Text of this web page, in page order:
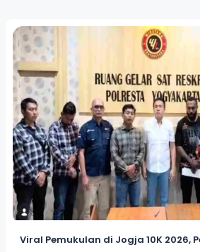
Viral Pemukulan di Jogja 10K 2026,